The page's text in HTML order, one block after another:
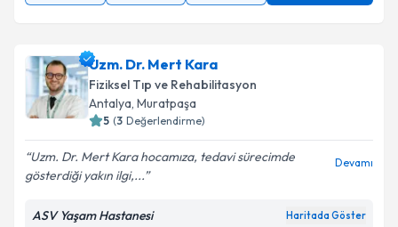
Uzm. Dr. Mert Kara
Fiziksel Tıp ve Rehabilitasyon
Antalya, Muratpaşa
5 (3 Değerlendirme)
Uzm. Dr. Mert Kara hocamıza, tedavi sürecimde
gösterdiği yakın ilgi,...
Devamı
ASV Yaşam Hastanesi Haritada Göster